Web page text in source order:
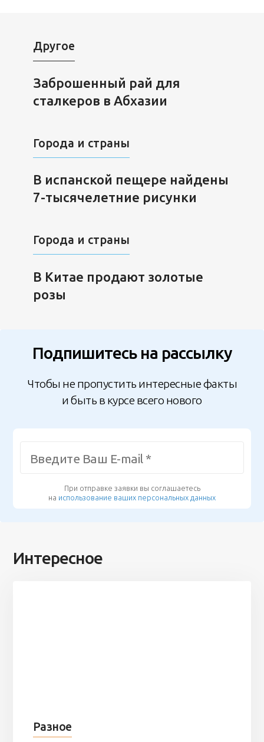
Другое
Заброшенный рай для
сталкеров в Абхазии
Города и страны
В испанской пещере найдены
7-тысячелетние рисунки
Города и страны
В Китае продают золотые
розы
Подпишитесь на рассылку
Чтобы не пропустить интересные факты
и быть в курсе всего нового
При отправке заявки вы соглашаетесь
на использование ваших персональных данных
Интересное
Разное